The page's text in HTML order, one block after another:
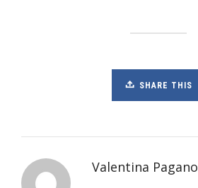
SHARE THIS
Valentina Pagano